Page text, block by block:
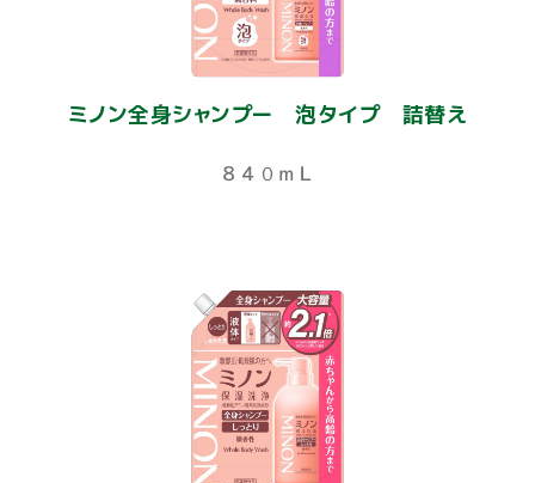
ミノン全身シャンプー 泡タイプ 詰替え
８４０ｍＬ